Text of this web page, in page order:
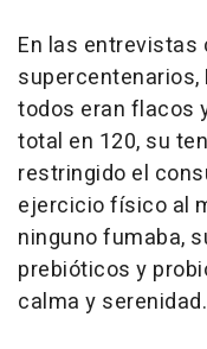
En las
supercentenarios,
todos eran flacos
total en 120, su
restringido el
ejercicio físico al
ninguno fumaba,
prebióticos y
calma y serenidad.